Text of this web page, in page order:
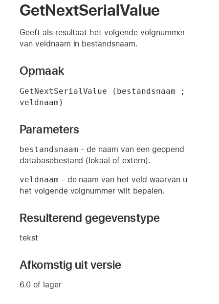
GetNextSerialValue
Geeft als resultaat het volgende volgnummer
van veldnaam in bestandsnaam.
Opmaak
GetNextSerialValue (bestandsnaam ;
veldnaam)
Parameters
bestandsnaam - de naam van een geopend
databasebestand (lokaal of extern).
veldnaam - de naam van het veld waarvan u
het volgende volgnummer wilt bepalen.
Resulterend gegevenstype
tekst
Afkomstig uit versie
6.0 of lager